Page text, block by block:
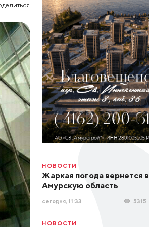
НОВОСТИ
Жаркая погода вернется в
Амурскую область
сегодня, 11:33 5315
НОВОСТИ